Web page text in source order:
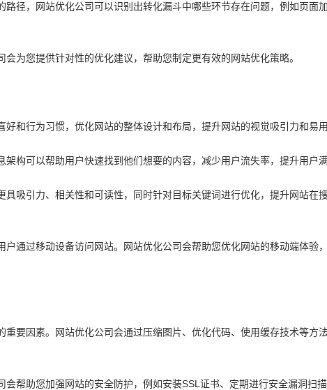
径，网站优化公司可以识别出转化漏斗中哪些环节存在问题，例如页面
为您提供针对性的优化建议，帮助您制定更有效的网站优化策略。
和行为习惯，优化网站的整体设计和布局，提升网站的视觉吸引力和易
构可以帮助用户快速找到他们想要的内容，减少用户流失率，提升用户满
吸引力、相关性和可读性，同时针对目标关键词进行优化，提升网站在
通过移动设备访问网站。网站优化公司会帮助您优化网站的移动端体验
要因素。网站优化公司会通过压缩图片、优化代码、使用缓存技术等方
帮助您加强网站的安全防护，例如安装SSL证书、定期进行安全漏洞扫